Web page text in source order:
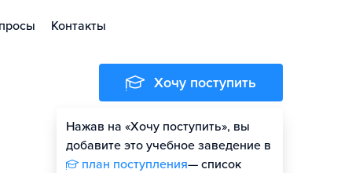
Контакты
Хочу поступить
Нажав на «Хочу поступить», вы
добавите это учебное заведение в
план поступления— список
Оценить шансы